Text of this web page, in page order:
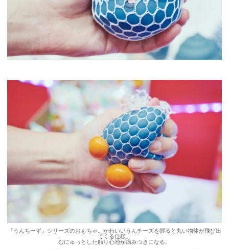
『うんちーず』シリーズのおもちゃ。かわいいうんチーズを握ると丸い物体が飛び出
てくる仕様。
むにゅっとした触り心地が病みつきになる。